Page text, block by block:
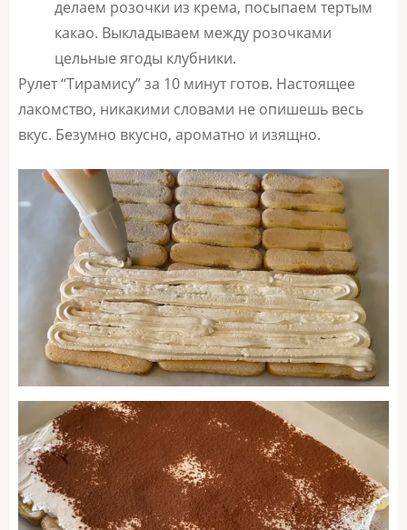
делаем розочки из крема, посыпаем тертым
какао. Выкладываем между розочками
цельные ягоды клубники.
Рулет “Тирамису” за 10 минут готов. Настоящее
лакомство, никакими словами не опишешь весь
вкус. Безумно вкусно, ароматно и изящно.